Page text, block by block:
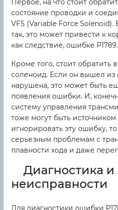
Первое, на что стоит
состояние проводки и
VFS (Variable Force
так, это может привести к
как следствие, ошибке P1789.
Кроме того, стоит обратить
соленоид. Если он вышел из
нарушена, это может быть
появления ошибки. И,
систему управления
тоже могут быть
игнорировать эту ошибку,
серьезным проблемам с
плавности хода и даже
Диагностика
неисправности
Для диагностики ошибки